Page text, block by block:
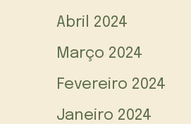
Abril 2024
Março 2024
Fevereiro 2024
Janeiro 2024